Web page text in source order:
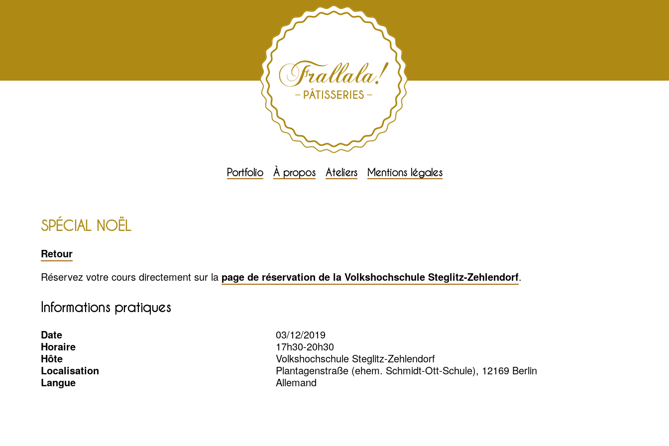
Portfolio À propos Ateliers Mentions légales
SPÉCIAL NOËL
Retour
Réservez votre cours directement sur la page de réservation de la Volkshochschule Steglitz-Zehlendorf.
Informations pratiques
Date
03/12/2019
Horaire
17h30-20h30
Hôte
Volkshochschule Steglitz-Zehlendorf
Localisation
Plantagenstraße (ehem. Schmidt-Ott-Schule), 12169 Berlin
Langue
Allemand